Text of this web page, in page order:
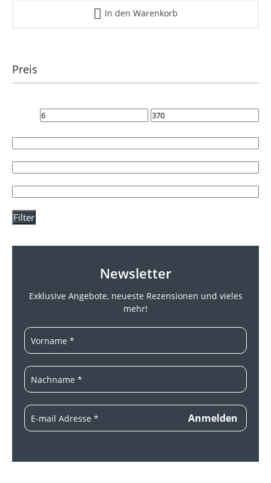
In den Warenkorb
Preis
Filter
Newsletter
Exklusive Angebote, neueste Rezensionen und vieles
mehr!